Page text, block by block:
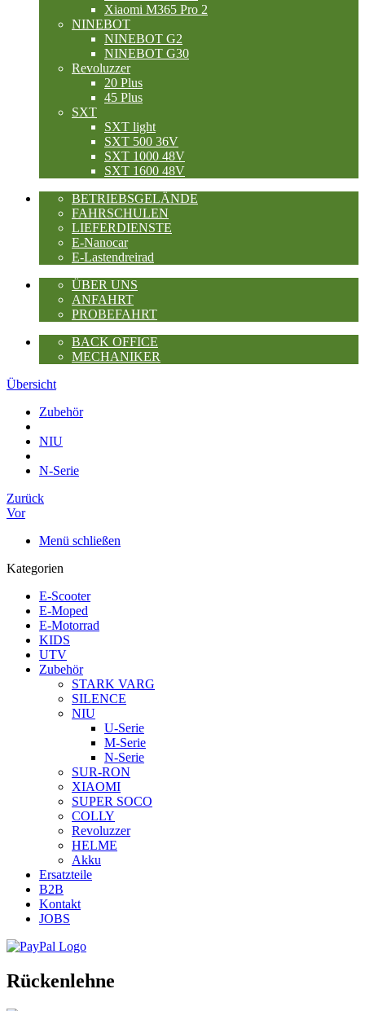
Xiaomi M365 Pro 2
NINEBOT
NINEBOT G2
NINEBOT G30
Revoluzzer
20 Plus
45 Plus
SXT
SXT light
SXT 500 36V
SXT 1000 48V
SXT 1600 48V
BETRIEBSGELÄNDE
FAHRSCHULEN
LIEFERDIENSTE
E-Nanocar
E-Lastendreirad
ÜBER UNS
ANFAHRT
PROBEFAHRT
BACK OFFICE
MECHANIKER
Übersicht
Zubehör
NIU
N-Serie
Zurück
Vor
Menü schließen
Kategorien
E-Scooter
E-Moped
E-Motorrad
KIDS
UTV
Zubehör
STARK VARG
SILENCE
NIU
U-Serie
M-Serie
N-Serie
SUR-RON
XIAOMI
SUPER SOCO
COLLY
Revoluzzer
HELME
Akku
Ersatzteile
B2B
Kontakt
JOBS
Rückenlehne